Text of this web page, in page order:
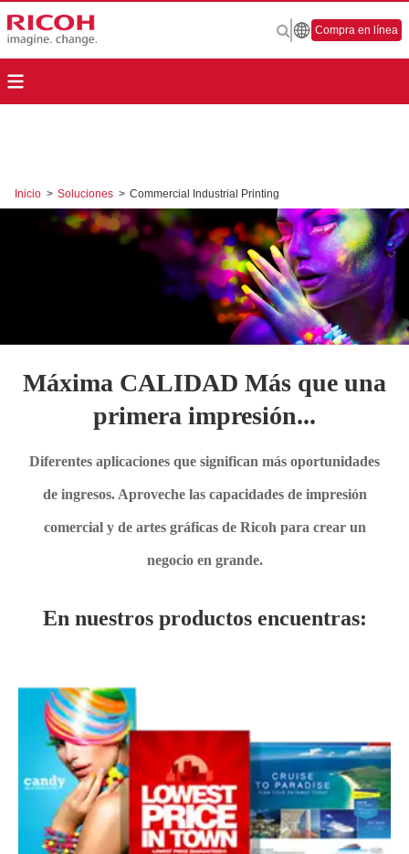
Compra en línea
Inicio > Soluciones > Commercial Industrial Printing
Máxima CALIDAD Más que una
primera impresión...
Diferentes aplicaciones que significan más oportunidades
de ingresos. Aproveche las capacidades de impresión
comercial y de artes gráficas de Ricoh para crear un
negocio en grande.
En nuestros productos encuentras: